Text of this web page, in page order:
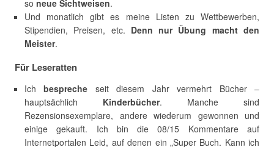
so neue Sichtweisen.
Und monatlich gibt es meine Listen zu Wettbewerben,
Stipendien, Preisen, etc. Denn nur Übung macht den
Meister.
Für Leseratten
Ichbespreche seit diesem Jahr vermehrt Bücher –
hauptsächlich Kinderbücher. Manche sind
Rezensionsexemplare, andere wiederum gewonnen und
einige gekauft. Ich bin die 08/15 Kommentare auf
Internetportalen Leid, auf denen ein „Super Buch. Kann ich